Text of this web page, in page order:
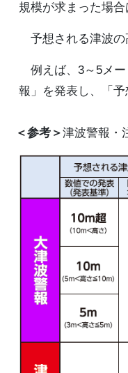
規模が求まった場
予想される津波の
例えば、3～5メー
報」を発表し、「予
＜参考＞津波警報・